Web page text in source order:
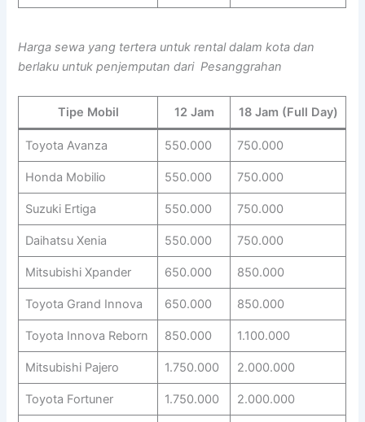
Harga sewa yang tertera untuk rental dalam kota dan
berlaku untuk penjemputan dari Pesanggrahan
Tipe Mobil 12 Jam 18 Jam (Full Day)
Toyota Avanza 550.000 750.000
Honda Mobilio 550.000 750.000
Suzuki Ertiga 550.000 750.000
Daihatsu Xenia 550.000 750.000
Mitsubishi Xpander 650.000 850.000
Toyota Grand Innova 650.000 850.000
Toyota Innova Reborn 850.000 1.100.000
Mitsubishi Pajero 1.750.000 2.000.000
Toyota Fortuner 1.750.000 2.000.000